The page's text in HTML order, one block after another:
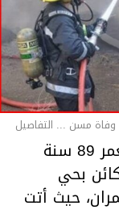
مسن ... التفاصيل
توفي يوم أمس مسن يبلغ من العمر 89 سنة
بحي
حيث أتت